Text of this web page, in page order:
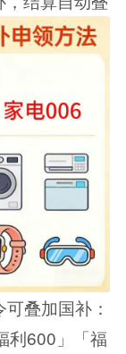
叠加国补：
利600」「福